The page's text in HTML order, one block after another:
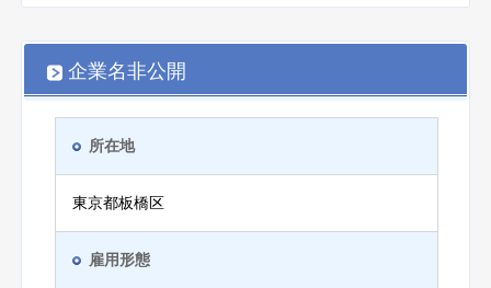
企業名非公開
所在地
東京都板橋区
雇用形態